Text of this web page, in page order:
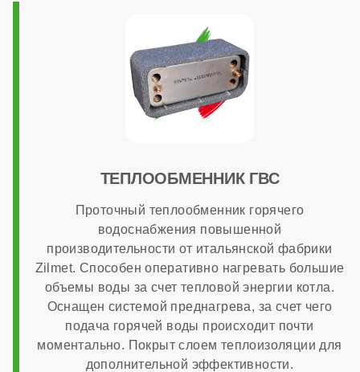
ТЕПЛООБМЕННИК ГВС
Проточный теплообменник горячего
водоснабжения повышенной
производительности от итальянской фабрики
Zilmet. Способен оперативно нагревать большие
объемы воды за счет тепловой энергии котла.
Оснащен системой преднагрева, за счет чего
подача горячей воды происходит почти
моментально. Покрыт слоем теплоизоляции для
дополнительной эффективности.